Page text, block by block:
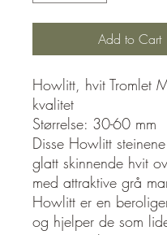
Add to Cart
Howlitt, hvit Tromlet
kvalitet
Størrelse: 30-60 mm
Disse Howlitt
glatt skinnende hvit
med attraktive grå
Howlitt er en
og hjelper de som